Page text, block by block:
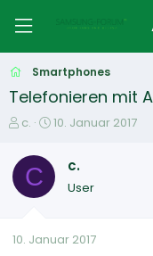
Smartphones
Telefonieren mit
E
s
e
e
c.
E
t
t
10. Januar 2017
C c.
User
10. Januar 2017